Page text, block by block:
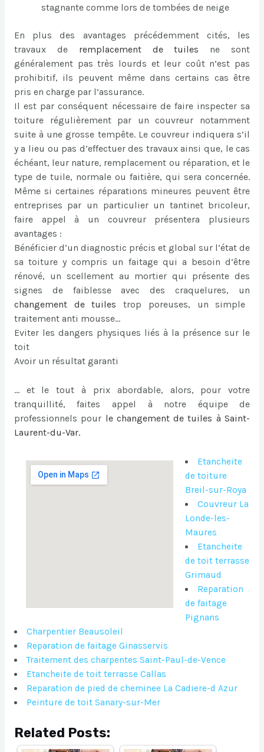
stagnante comme lors de tombées de neige
En plus des avantages précédemment cités, les
travaux de
remplacement de tuiles
ne sont
généralement pas très lourds et leur coût n’est pas
prohibitif, ils peuvent même dans certains cas être
pris en charge par l’assurance.
Il est par conséquent nécessaire de faire inspecter sa
toiture régulièrement par un couvreur notamment
suite à une grosse tempête. Le couvreur indiquera s’il
y a lieu ou pas d’effectuer des travaux ainsi que, le cas
échéant, leur nature, remplacement ou réparation, et le
type de tuile, normale ou faitière, qui sera concernée.
Même si certaines réparations mineures peuvent être
entreprises par un particulier un tantinet bricoleur,
faire appel à un couvreur présentera plusieurs
avantages :
Bénéficier d’un diagnostic précis et global sur l’état de
sa toiture y compris un faitage qui a besoin d’être
rénové, un scellement au mortier qui présente des
signes de faiblesse avec des craquelures, un
changement de tuiles trop poreuses, un simple
traitement anti mousse…
Eviter les dangers physiques liés à la présence sur le
toit
Avoir un résultat garanti
… et le tout à prix abordable, alors, pour votre
tranquillité, faites appel à notre équipe de
professionnels pour le changement de tuiles à Saint-
Laurent-du-Var.
Etancheite
de toiture
Breil-sur-Roya
Couvreur La
Londe-les-
Maures
Etancheite
de toit terrasse
Grimaud
Reparation
de faitage
Pignans
Charpentier Beausoleil
Reparation de faitage Ginasservis
Traitement des charpentes Saint-Paul-de-Vence
Etancheite de toit terrasse Callas
Reparation de pied de cheminee La Cadiere-d Azur
Peinture de toit Sanary-sur-Mer
Related Posts: